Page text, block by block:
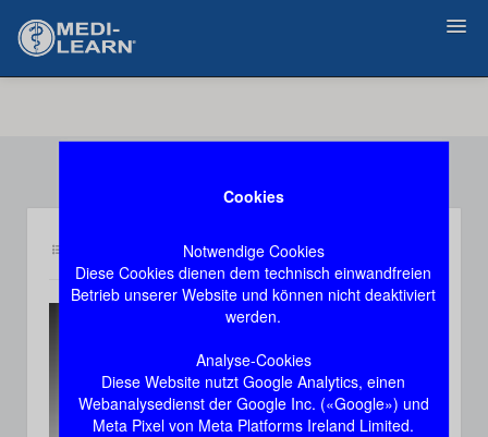
Cookies
Notwendige Cookies
Diese Cookies dienen dem technisch einwandfreien
Betrieb unserer Website und können nicht deaktiviert
werden.
Analyse-Cookies
Diese Website nutzt Google Analytics, einen
Webanalysedienst der Google Inc. («Google») und
Meta Pixel von Meta Platforms Ireland Limited.
Demozugang, das Video stoppt nach 60 Sekunden
window.
the server or network failed or because the
format is not supported.